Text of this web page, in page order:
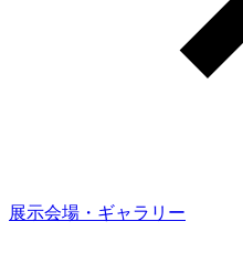
展示会場・ギャラリー